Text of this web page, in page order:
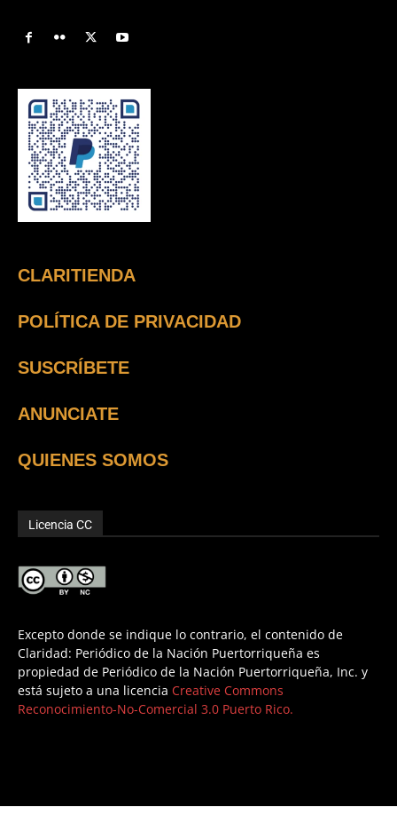
CLARITIENDA
POLÍTICA DE PRIVACIDAD
SUSCRÍBETE
ANUNCIATE
QUIENES SOMOS
Licencia CC
Excepto donde se indique lo contrario, el contenido de
Claridad: Periódico de la Nación Puertorriqueña es
propiedad de Periódico de la Nación Puertorriqueña, Inc. y
está sujeto a una licencia Creative Commons
Reconocimiento-No-Comercial 3.0 Puerto Rico.